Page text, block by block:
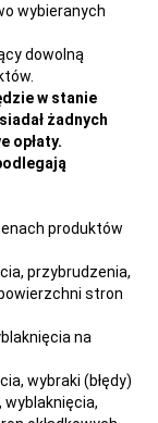
wybieranych
dowolną
w stanie
żadnych
opłaty.
produktów
przybrudzenia,
stron
na
wybraki (błędy)
wyblaknięcia,